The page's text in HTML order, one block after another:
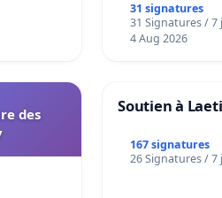
31 signatures
31 Signatures / 7
4 Aug 2026
des
Soutien à
167 signatures
26 Signatures / 7